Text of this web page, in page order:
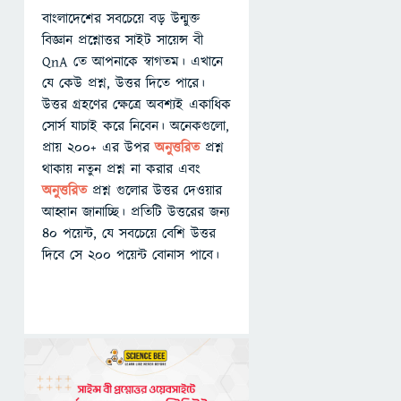
বাংলাদেশের সবচেয়ে বড় উন্মুক্ত
বিজ্ঞান প্রশ্নোত্তর সাইট সায়েন্স বী
QnA তে আপনাকে স্বাগতম। এখানে
যে কেউ প্রশ্ন, উত্তর দিতে পারে।
উত্তর গ্রহণের ক্ষেত্রে অবশ্যই একাধিক
সোর্স যাচাই করে নিবেন। অনেকগুলো,
প্রায় ২০০+ এর উপরঅনুত্তরিতপ্রশ্ন
থাকায় নতুন প্রশ্ন না করার এবং
অনুত্তরিত প্রশ্ন গুলোর উত্তর দেওয়ার
আহ্বান জানাচ্ছি। প্রতিটি উত্তরের জন্য
৪০ পয়েন্ট, যে সবচেয়ে বেশি উত্তর
দিবে সে ২০০ পয়েন্ট বোনাস পাবে।